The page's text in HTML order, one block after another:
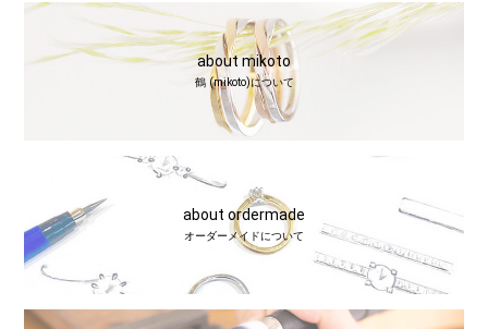
about mikoto
鶴 (mikoto)について
about ordermade
オーダーメイドについて